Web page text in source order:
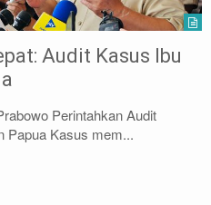
Audit Kasus Ibu
Perintahkan Audit
Papua Kasus mem...